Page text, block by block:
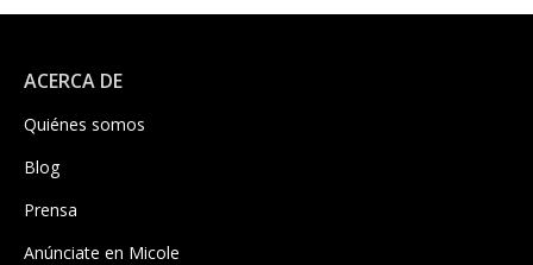
ACERCA DE
Quiénes somos
Blog
Prensa
Anúnciate en Micole